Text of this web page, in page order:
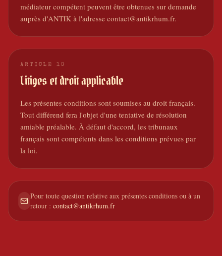
médiateur compétent peuvent être obtenues sur demande
auprès d'ANTIK à l'adresse contact@antikrhum.fr.
ARTICLE 10
Litiges et droit applicable
Les présentes conditions sont soumises au droit français.
Tout différend fera l'objet d'une tentative de résolution
amiable préalable. À défaut d'accord, les tribunaux
français sont compétents dans les conditions prévues par
la loi.
Pour toute question relative aux présentes conditions ou à un
retour : contact@antikrhum.fr